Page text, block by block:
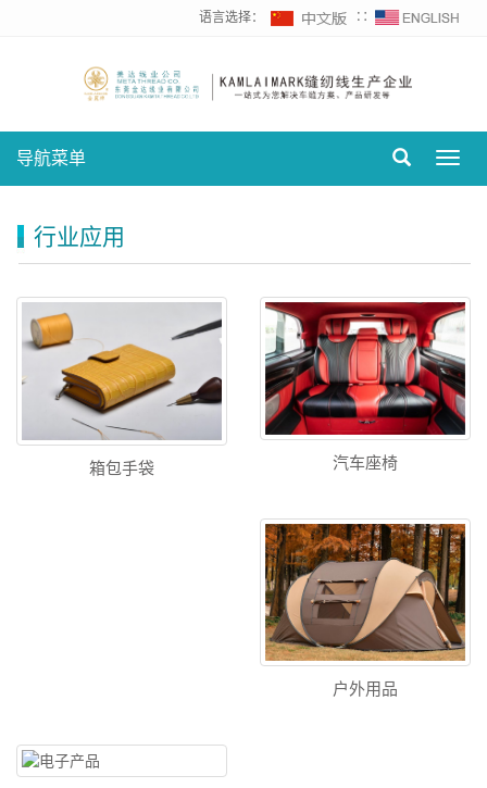
语言选择： ∷
导航菜单
行业应用
箱包手袋 汽车座椅
户外用品